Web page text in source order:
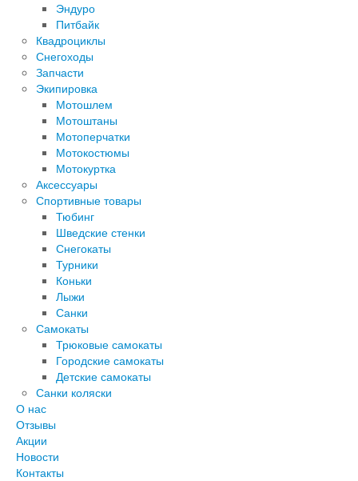
Эндуро
Питбайк
Квадроциклы
Снегоходы
Запчасти
Экипировка
Мотошлем
Мотоштаны
Мотоперчатки
Мотокостюмы
Мотокуртка
Аксессуары
Спортивные товары
Тюбинг
Шведские стенки
Снегокаты
Турники
Коньки
Лыжи
Санки
Самокаты
Трюковые самокаты
Городские самокаты
Детские самокаты
Санки коляски
О нас
Отзывы
Акции
Новости
Контакты